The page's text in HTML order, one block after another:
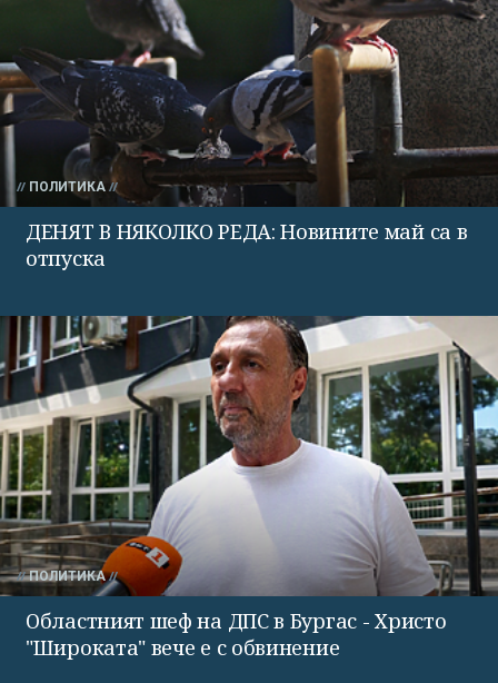
ПОЛИТИКА
ДЕНЯТ В НЯКОЛКО РЕДА: Новините май са в
отпуска
ПОЛИТИКА
Областният шеф на ДПС в Бургас - Христо
"Широката" вече е с обвинение